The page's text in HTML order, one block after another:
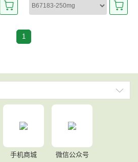
1
手机商城 微信公众号